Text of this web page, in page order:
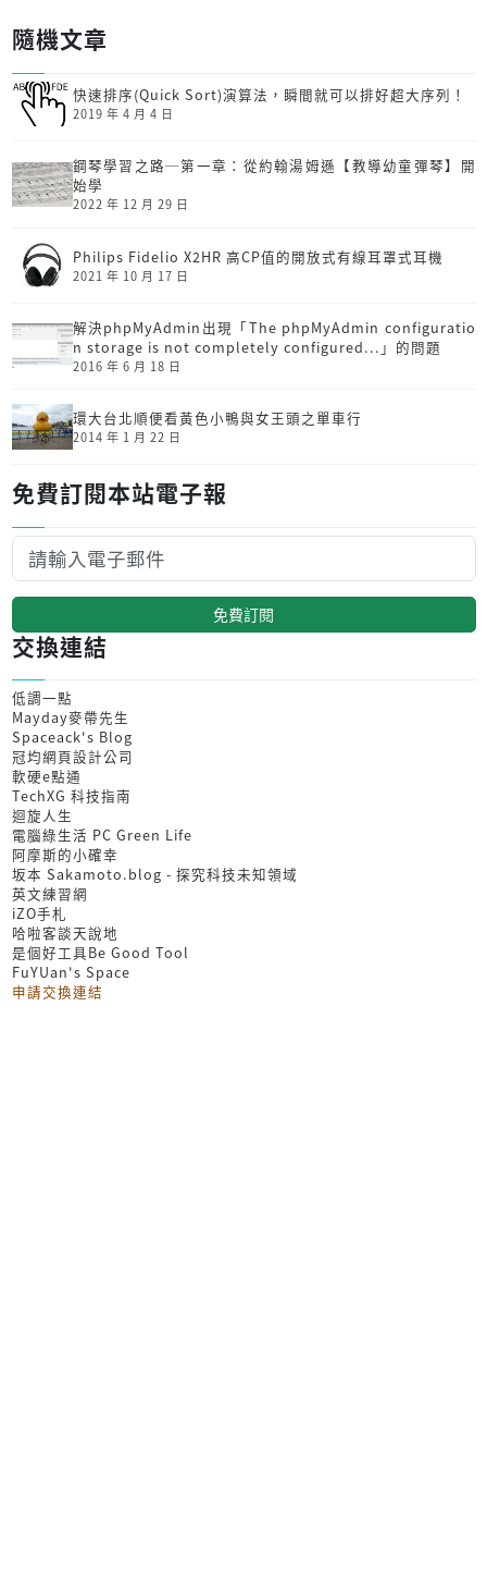
隨機文章
快速排序(Quick Sort)演算法，瞬間就可以排好超大序列！
2019 年 4 月 4 日
鋼琴學習之路─第一章：從約翰湯姆遜【教導幼童彈琴】開
始學
2022 年 12 月 29 日
Philips Fidelio X2HR 高CP值的開放式有線耳罩式耳機
2021 年 10 月 17 日
解決phpMyAdmin出現「The phpMyAdmin configuratio
n storage is not completely configured...」的問題
2016 年 6 月 18 日
環大台北順便看黃色小鴨與女王頭之單車行
2014 年 1 月 22 日
免費訂閱本站電子報
免費訂閱
交換連結
低調一點
Mayday麥帶先生
Spaceack's Blog
冠均網頁設計公司
軟硬e點通
TechXG 科技指南
迴旋人生
電腦綠生活 PC Green Life
阿摩斯的小確幸
坂本 Sakamoto.blog - 探究科技未知領域
英文練習網
iZO手札
哈啦客談天說地
是個好工具Be Good Tool
FuYUan's Space
申請交換連結